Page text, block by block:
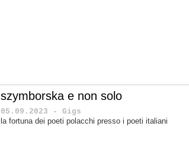
szymborska e non solo
05.09.2023 - Gigs
la fortuna dei poeti polacchi presso i poeti italiani